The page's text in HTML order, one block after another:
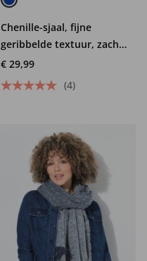
Chenille-sjaal, fijne
geribbelde textuur, zacht
en donzig
€ 29,99
(4)